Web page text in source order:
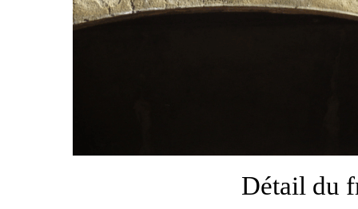
Détail du